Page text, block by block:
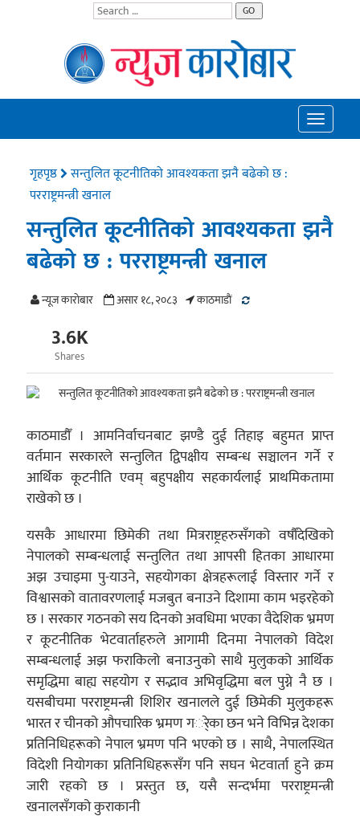
GO
Toggle
गृहपृष्ठ
सन्तुलित कूटनीतिको आवश्यकता झनै बढेको छ :
परराष्ट्रमन्त्री खनाल
सन्तुलित कूटनीतिको आवश्यकता झनै
बढेको छ : परराष्ट्रमन्त्री खनाल
न्यूज काराेबार असार १८, २०८३ काठमाडाैं
3.6K
Shares
काठमाडौँ । आमनिर्वाचनबाट झण्डै दुई तिहाइ बहुमत प्राप्त
वर्तमान सरकारले सन्तुलित द्विपक्षीय सम्बन्ध सञ्चालन गर्ने र
आर्थिक कूटनीति एवम् बहुपक्षीय सहकार्यलाई प्राथमिकतामा
राखेको छ ।
यसकै आधारमा छिमेकी तथा मित्रराष्ट्रहरुसँगको वर्षौंदेखिको
नेपालको सम्बन्धलाई सन्तुलित तथा आपसी हितका आधारमा
अझ उचाइमा पु-याउने, सहयोगका क्षेत्रहरूलाई विस्तार गर्ने र
विश्वासको वातावरणलाई मजबुत बनाउने दिशामा काम भइरहेको
छ । सरकार गठनको सय दिनको अवधिमा भएका वैदेशिक भ्रमण
र कूटनीतिक भेटवार्ताहरुले आगामी दिनमा नेपालको विदेश
सम्बन्धलाई अझ फराकिलो बनाउनुको साथै मुलुकको आर्थिक
समृद्धिमा बाह्य सहयोग र सद्भाव अभिवृद्धिमा बल पुग्ने नै छ ।
यसबीचमा परराष्ट्रमन्त्री शिशिर खनालले दुई छिमेकी मुलुकहरू
भारत र चीनको औपचारिक भ्रमण गर्ेका छन भने विभिन्न देशका
प्रतिनिधिहरूको नेपाल भ्रमण पनि भएको छ । साथै, नेपालस्थित
विदेशी नियोगका प्रतिनिधिहरूसँग पनि सघन भेटवार्ता हुने क्रम
जारी रहको छ । प्रस्तुत छ, यसै सन्दर्भमा परराष्ट्रमन्त्री
खनालसँगको कुराकानी